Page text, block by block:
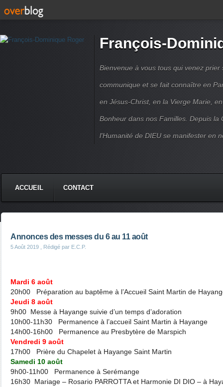
François-
Bienvenue à vous tous qui venez prier
communique et se fait connaître en
en Jésus-Christ, en la Vierge Marie,
Bonheur dans nos Familles. Depuis la
l'Humanité de DIEU se manifester en
ACCUEIL CONTACT
Annonces des messes du 6 au 11 août
5 Août 2019 , Rédigé par E.C.P.
Mardi 6 août
20h00 Préparation au baptême à l’Accueil Saint Martin de
Jeudi 8 août
9h00 Messe à Hayange suivie d’un temps d’adoration
10h00-11h30 Permanence à l’accueil Saint Martin à Hayange
14h00-16h00 Permanence au Presbytère de Marspich
Vendredi 9 août
17h00 Prière du Chapelet à Hayange Saint Martin
Samedi 10 août
9h00-11h00 Permanence à Serémange
16h30 Mariage – Rosario PARROTTA et Harmonie DI DIO – à